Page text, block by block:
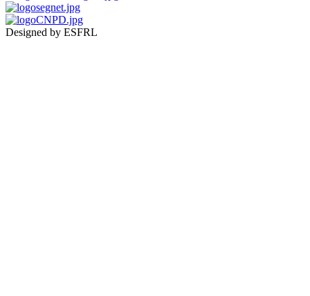
Designed by ESFRL